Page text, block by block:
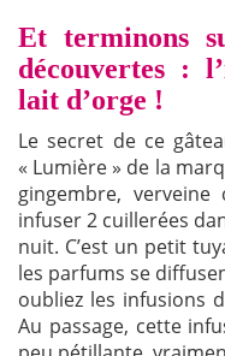
Et terminons
découvertes :
lait d’orge !
Le secret de ce
« Lumière » de la
gingembre, verveine
infuser 2 cuillerées
nuit. C’est un petit
les parfums se
oubliez les infusions
Au passage, cette